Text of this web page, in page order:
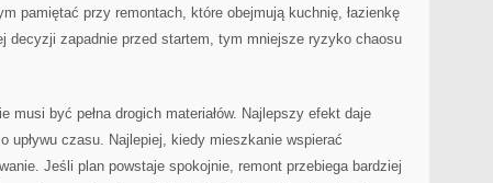
pamiętać przy remontach, które obejmują kuchnię, łazienkę
decyzji zapadnie przed startem, tym mniejsze ryzyko chaosu
musi być pełna drogich materiałów. Najlepszy efekt daje
upływu czasu. Najlepiej, kiedy mieszkanie wspierać
Jeśli plan powstaje spokojnie, remont przebiega bardziej